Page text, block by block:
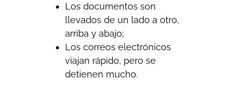
Los documentos son
llevados de un lado a otro,
arriba y abajo;
Los correos electrónicos
viajan rápido, pero se
detienen mucho.